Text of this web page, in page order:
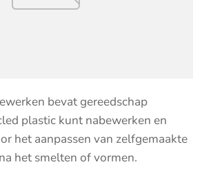
bevat gereedschap
plastic kunt nabewerken en
het aanpassen van zelfgemaakte
het smelten of vormen.